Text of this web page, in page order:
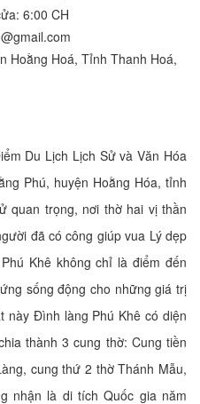
6:00 CH
Hoằng Hoá, Tỉnh Thanh Hoá,
Du Lịch Lịch Sử và Văn Hóa
Phú, huyện Hoằng Hóa, tỉnh
quan trọng, nơi thờ hai vị thần
đã có công giúp vua Lý dẹp
Khê không chỉ là điểm đến
sống động cho những giá trị
này Đình làng Phú Khê có diện
thành 3 cung thờ: Cung tiền
cung thứ 2 thờ Thánh Mẫu,
nhận là di tích Quốc gia năm